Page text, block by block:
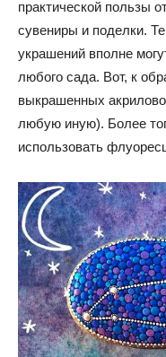
практической пользы
сувениры и поделки.
украшений вполне
любого сада. Вот, к
выкрашенных
любую иную). Более
использовать